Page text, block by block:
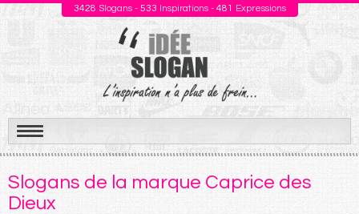
3428 Slogans - 533 Inspirations - 481 Expressions
Aller
au
contenu
Slogans de la marque Caprice des
Dieux